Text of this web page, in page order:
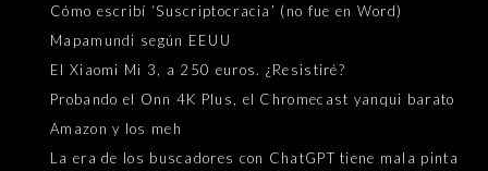
Cómo escribí ‘Suscriptocracia’ (no fue en Word)
Mapamundi según EEUU
El Xiaomi Mi 3, a 250 euros. ¿Resistiré?
Probando el Onn 4K Plus, el Chromecast yanqui barato
Amazon y los meh
La era de los buscadores con ChatGPT tiene mala pinta